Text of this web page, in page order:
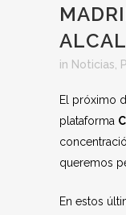
in Noticias
El próximo
plataforma
queremos
En estos